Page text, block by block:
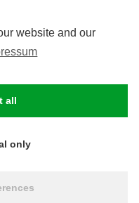
website and our
all
only
COOKIE POLICY (EU)